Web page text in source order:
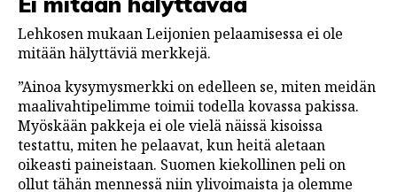
Lehkosen mukaan Leijonien pelaamisessa ei ole
mitään hälyttäviä merkkejä.
”Ainoa kysymysmerkki on edelleen se, miten meidän
maalivahtipelimme toimii todella kovassa pakissa.
Myöskään pakkeja ei ole vielä näissä kisoissa
testattu, miten he pelaavat, kun heitä aletaan
oikeasti paineistaan. Suomen kiekollinen peli on
ollut tähän mennessä niin ylivoimaista ja olemme